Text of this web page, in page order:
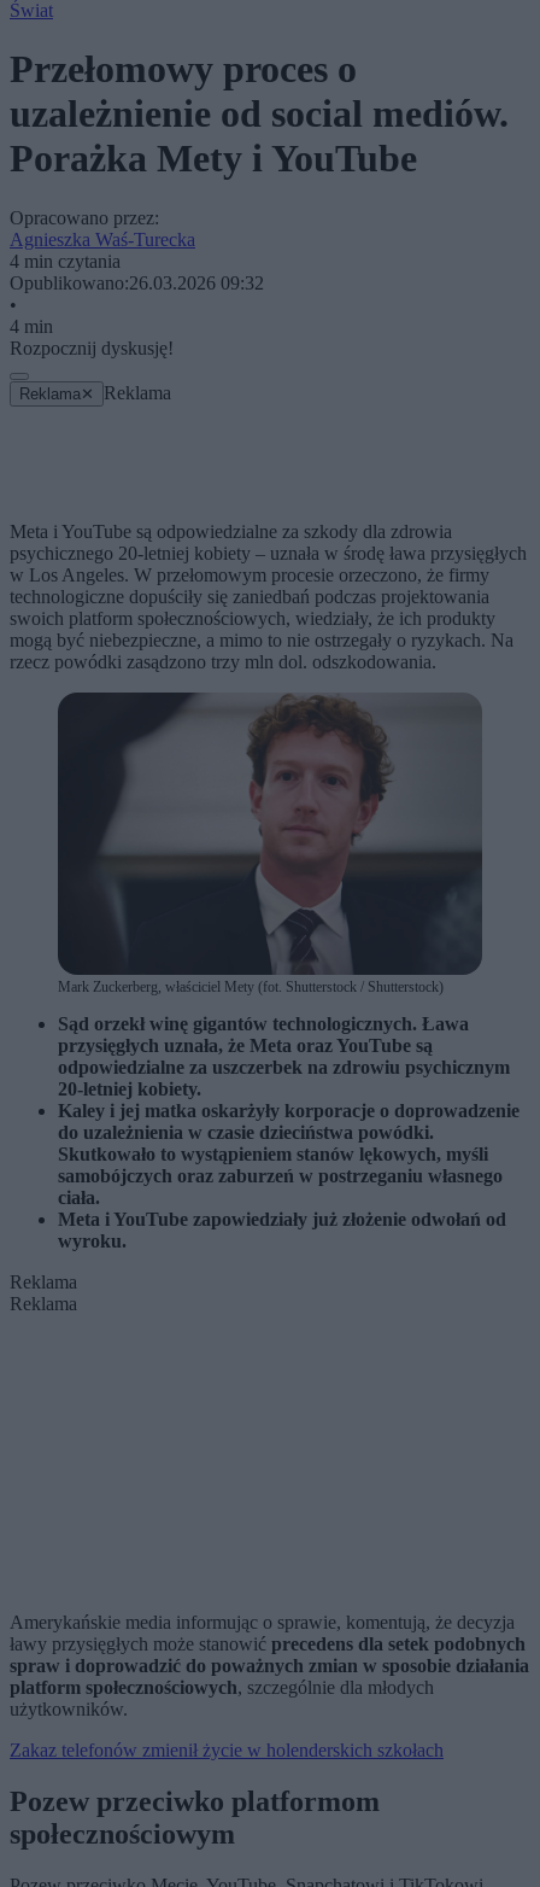
Świat
Przełomowy proces o
uzależnienie od social mediów.
Porażka Mety i YouTube
Opracowano przez:
Agnieszka Waś-Turecka
4 min czytania
Opublikowano:26.03.2026 09:32
•
4 min
Rozpocznij dyskusję!
Reklama ✕ Reklama
Meta i YouTube są odpowiedzialne za szkody dla zdrowia
psychicznego 20-letniej kobiety – uznała w środę ława przysięgłych
w Los Angeles. W przełomowym procesie orzeczono, że firmy
technologiczne dopuściły się zaniedbań podczas projektowania
swoich platform społecznościowych, wiedziały, że ich produkty
mogą być niebezpieczne, a mimo to nie ostrzegały o ryzykach. Na
rzecz powódki zasądzono trzy mln dol. odszkodowania.
Mark Zuckerberg, właściciel Mety (fot. Shutterstock / Shutterstock)
Sąd orzekł winę gigantów technologicznych. Ława
przysięgłych uznała, że Meta oraz YouTube są
odpowiedzialne za uszczerbek na zdrowiu psychicznym
20-letniej kobiety.
Kaley i jej matka oskarżyły korporacje o doprowadzenie
do uzależnienia w czasie dzieciństwa powódki.
Skutkowało to wystąpieniem stanów lękowych, myśli
samobójczych oraz zaburzeń w postrzeganiu własnego
ciała.
Meta i YouTube zapowiedziały już złożenie odwołań od
wyroku.
Reklama
Reklama
Amerykańskie media informując o sprawie, komentują, że decyzja
ławy przysięgłych może stanowić precedens dla setek podobnych
spraw i doprowadzić do poważnych zmian w sposobie działania
platform społecznościowych, szczególnie dla młodych
użytkowników.
Zakaz telefonów zmienił życie w holenderskich szkołach
Pozew przeciwko platformom
społecznościowym